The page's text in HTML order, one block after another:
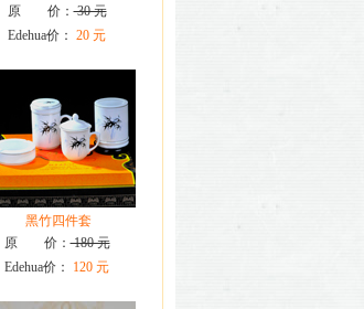
原 价：30 元
Edehua价： 20 元
黑竹四件套
原 价：180 元
Edehua价：
120 元